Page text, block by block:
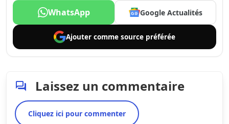
WhatsApp Google Actualités
Ajouter comme source préférée
Laissez un commentaire
Cliquez ici pour commenter